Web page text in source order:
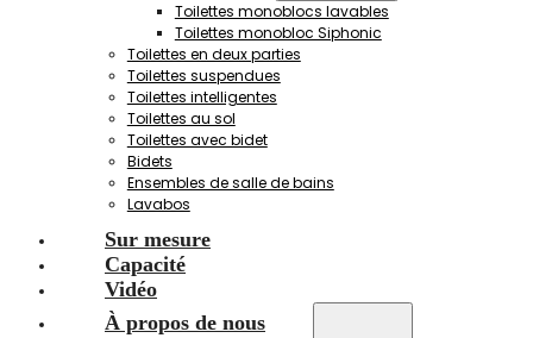
Toilettes monoblocs lavables
Toilettes monobloc Siphonic
Toilettes en deux parties
Toilettes suspendues
Toilettes intelligentes
Toilettes au sol
Toilettes avec bidet
Bidets
Ensembles de salle de bains
Lavabos
Sur mesure
Capacité
Vidéo
À propos de nous